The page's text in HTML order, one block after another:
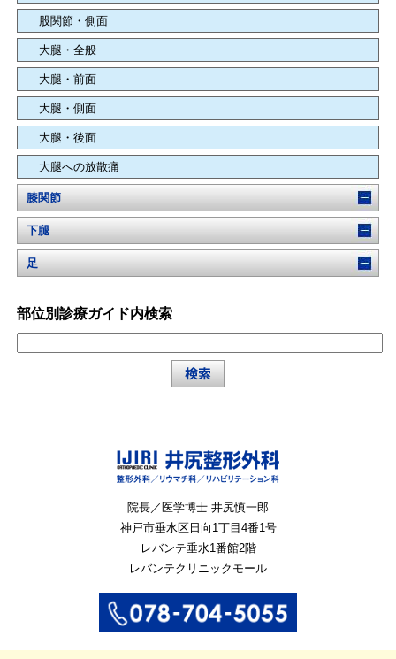
股関節・側面
大腿・全般
大腿・前面
大腿・側面
大腿・後面
大腿への放散痛
膝関節
下腿
足
部位別診療ガイド内検索
院長／医学博士 井尻慎一郎
神戸市垂水区日向1丁目4番1号
レバンテ垂水1番館2階
レバンテクリニックモール